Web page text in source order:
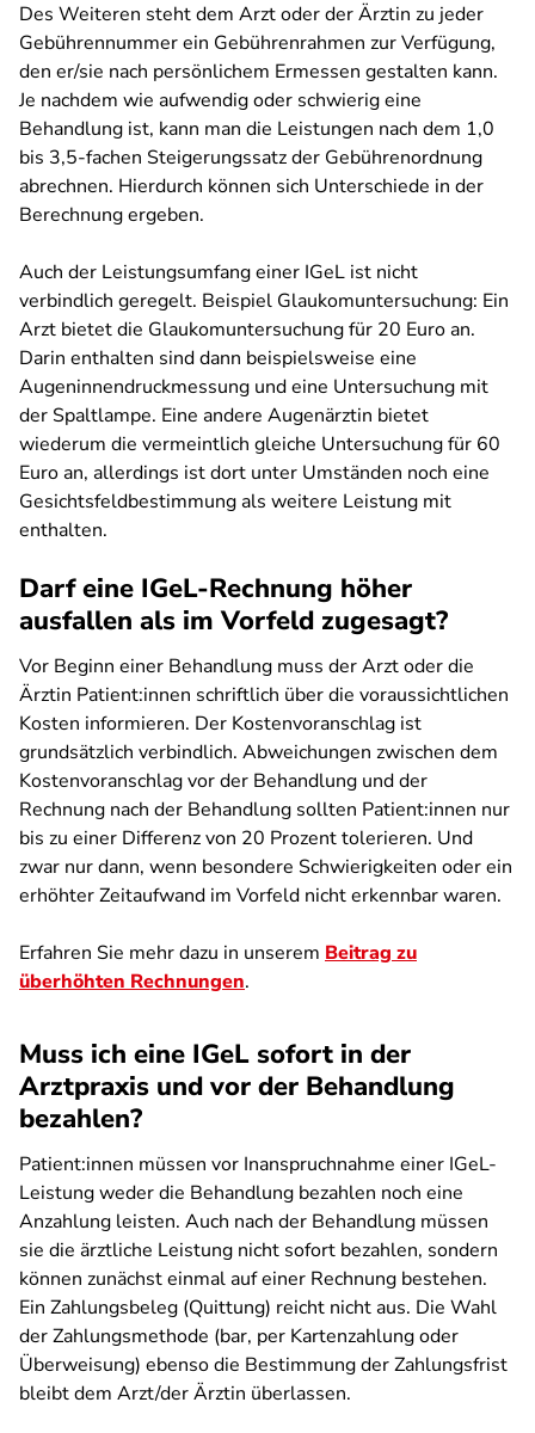
Des Weiteren steht dem Arzt oder der Ärztin zu jeder
Gebührennummer ein Gebührenrahmen zur Verfügung,
den er/sie nach persönlichem Ermessen gestalten kann.
Je nachdem wie aufwendig oder schwierig eine
Behandlung ist, kann man die Leistungen nach dem 1,0
bis 3,5-fachen Steigerungssatz der Gebührenordnung
abrechnen. Hierdurch können sich Unterschiede in der
Berechnung ergeben.
Auch der Leistungsumfang einer IGeL ist nicht
verbindlich geregelt. Beispiel Glaukomuntersuchung: Ein
Arzt bietet die Glaukomuntersuchung für 20 Euro an.
Darin enthalten sind dann beispielsweise eine
Augeninnendruckmessung und eine Untersuchung mit
der Spaltlampe. Eine andere Augenärztin bietet
wiederum die vermeintlich gleiche Untersuchung für 60
Euro an, allerdings ist dort unter Umständen noch eine
Gesichtsfeldbestimmung als weitere Leistung mit
enthalten.
Darf eine IGeL-Rechnung höher
ausfallen als im Vorfeld zugesagt?
Vor Beginn einer Behandlung muss der Arzt oder die
Ärztin Patient:innen schriftlich über die voraussichtlichen
Kosten informieren. Der Kostenvoranschlag ist
grundsätzlich verbindlich. Abweichungen zwischen dem
Kostenvoranschlag vor der Behandlung und der
Rechnung nach der Behandlung sollten Patient:innen nur
bis zu einer Differenz von 20 Prozent tolerieren. Und
zwar nur dann, wenn besondere Schwierigkeiten oder ein
erhöhter Zeitaufwand im Vorfeld nicht erkennbar waren.
Erfahren Sie mehr dazu in unserem Beitrag zu
überhöhten Rechnungen.
Muss ich eine IGeL sofort in der
Arztpraxis und vor der Behandlung
bezahlen?
Patient:innen müssen vor Inanspruchnahme einer IGeL-
Leistung weder die Behandlung bezahlen noch eine
Anzahlung leisten. Auch nach der Behandlung müssen
sie die ärztliche Leistung nicht sofort bezahlen, sondern
können zunächst einmal auf einer Rechnung bestehen.
Ein Zahlungsbeleg (Quittung) reicht nicht aus. Die Wahl
der Zahlungsmethode (bar, per Kartenzahlung oder
Überweisung) ebenso die Bestimmung der Zahlungsfrist
bleibt dem Arzt/der Ärztin überlassen.